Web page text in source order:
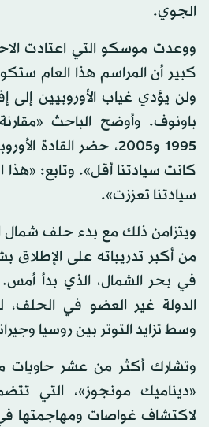
الجوي.
ووعدت موسكو التي اعتادت
كبير أن المراسم هذا العام
ولن يؤدي غياب الأوروبيين إلى
باونوف. وأوضح الباحث
1995 و2005، حضر
كانت سيادتنا أقل». وتابع: «هذا
سيادتنا تعززت».
ويتزامن ذلك مع بدء حلف شمال
من أكبر تدريباته على الإطلاق
في بحر الشمال، الذي بدأ أمس.
الدولة غير العضو في الحلف،
وسط تزايد التوتر بين روسيا
«ديناميك مونجوز»، التي
لاكتشاف غواصات ومهاجمتها